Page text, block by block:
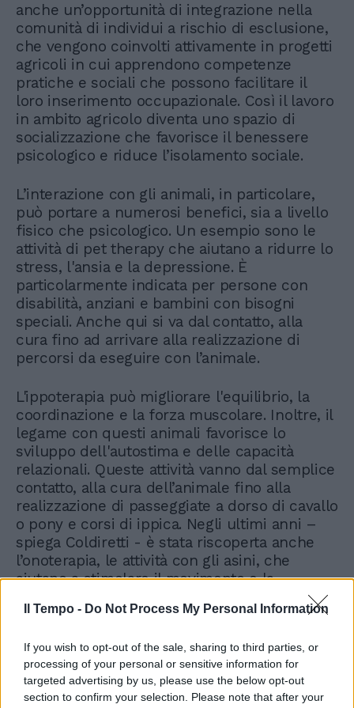
Il Tempo - Do Not Process My Personal Information
If you wish to opt-out of the sale, sharing to third parties, or
processing of your personal or sensitive information for
targeted advertising by us, please use the below opt-out
section to confirm your selection. Please note that after your
anche un’opportunità di integrazione nella
comunità di individui a rischio di esclusione,
che vengono coinvolti attivamente in progetti
agricoli in cui apprendono competenze
pratiche e sociali che possono facilitare il
loro inserimento occupazionale. Così il lavoro
in ambito agricolo diventa uno spazio di
socializzazione che favorisce il benessere
psicologico e riduce l’isolamento sociale.
L’interazione con gli animali, in particolare,
può portare a numerosi benefici, sia a livello
fisico che psicologico. Un esempio sono le
attività di pet therapy che aiutano a ridurre lo
stress, l'ansia e la depressione. È
particolarmente indicata per persone con
disabilità, anziani e bambini con bisogni
speciali. Anche qui si va dal contatto, alla
cura fino ad arrivare alla realizzazione di
percorsi da eseguire con l’animale.
L'ippoterapia può migliorare l'equilibrio, la
coordinazione e la forza muscolare. Inoltre, il
legame con questi animali favorisce lo
sviluppo dell'autostima e delle capacità
relazionali. Queste attività vanno dal semplice
contatto, alla cura dell’animale fino alla
realizzazione di passeggiate a dorso di cavallo
o pony e corsi di ippica. Negli ultimi anni –
spiega Coldiretti - è stata riscoperta anche
l’onoterapia, le attività con gli asini, che
aiutano a stimolare il movimento e la
diventano così parte integrante di un